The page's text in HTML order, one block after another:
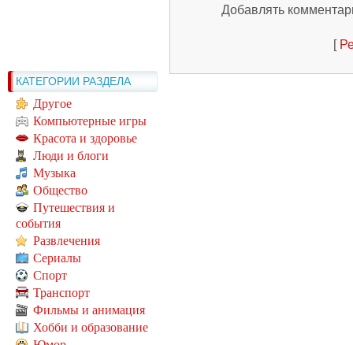
КАТЕГОРИИ РАЗДЕЛА
Другое
Компьютерные игры
Красота и здоровье
Люди и блоги
Музыка
Общество
Путешествия и
события
Развлечения
Сериалы
Спорт
Транспорт
Фильмы и анимация
Хобби и образование
Добавлять
[